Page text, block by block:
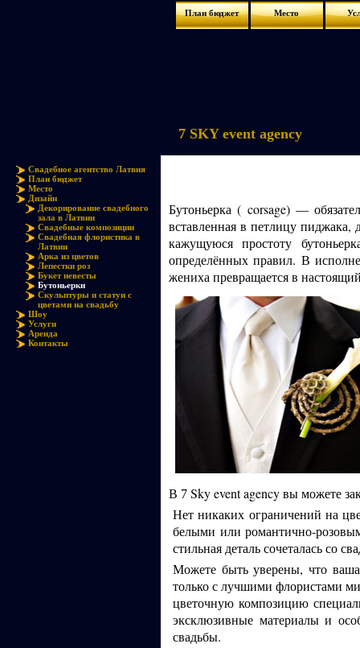
План бюджет Место
Свадебное агентство Латвия
План бюджет
Место
Дизайн
Декорирование свадебного
зала в Латвии
Свадебные композиции
Свадебная флористика в
Латвии
Арка из цветов
Лепестки роз
Букет невесты
Бутоньерки
Скульптуры и статуи с
цветами на свадьбу
Шоу
Услуги
Аренда
Контакты
7 SKY event agency
Бутоньерка ( corsage) —
вставленная в петлицу пиджака,
кажущуюся простоту
определённых правил. В
жениха превращается в
В 7 Sky event agency вы можете
Нет никаких ограничений на
белыми или романтично-
стильная деталь сочеталась со
Можете быть уверены, что
только с лучшими флористами
цветочную композицию
эксклюзивные материалы и
свадьбы.